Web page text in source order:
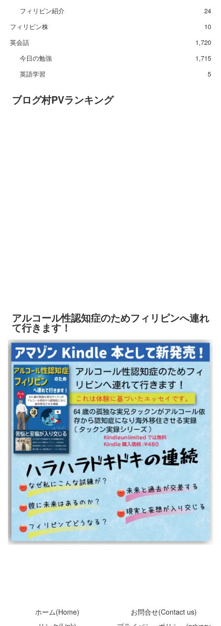
フィリピン紹介
24
フィリピン株
10
英会話
1,720
今日の勉強
1,715
英語学習
5
ブログ村PVランキング
アルコール性認知症のためフィリピンへ連れ
て行きます！
ホーム(Home)
お問合せ(Contact us)